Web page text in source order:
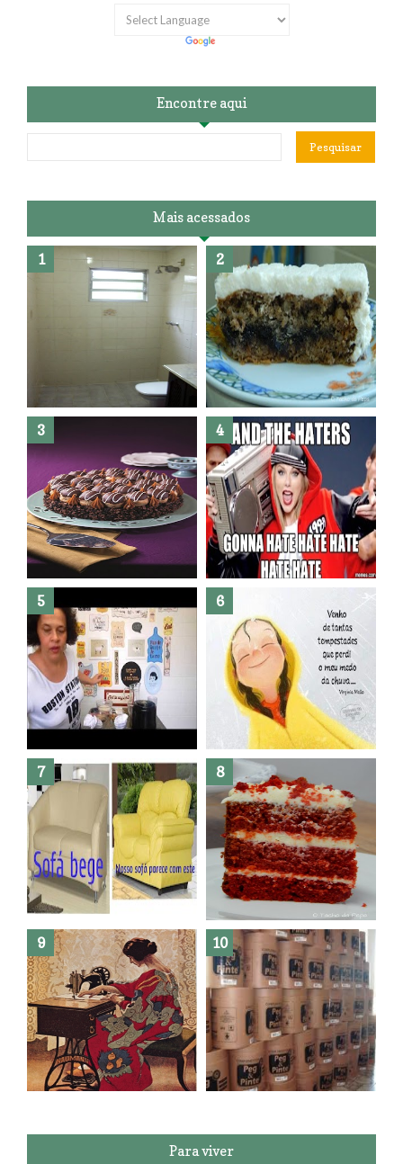
Encontre aqui
Mais acessados
Banheiro novo por menos de
R$300,00 ?? E sem quebra
quebra ??( Editado)
Posso congelar bolo ??
Dez bolos pra fazer antes de
morrer !
Haters, como surgiram?
O medo que habita em nós.
Reforma do sofá, agora é em
patchwork!
The Red Velvet !!! O Perfeito
Para viver